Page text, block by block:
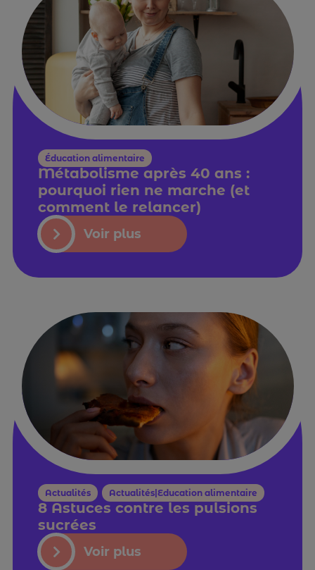
Éducation alimentaire
Métabolisme après 40 ans :
pourquoi rien ne marche (et
comment le relancer)
Voir plus
Actualités Actualités|Education alimentaire
8 Astuces contre les pulsions
sucrées
Voir plus